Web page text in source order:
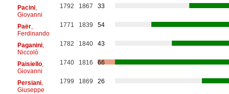
Pacini,
Giovanni
1792 1867 33
Paër,
Ferdinando
1771 1839 54
Paganini,
Niccolò
1782 1840 43
Paisiello,
Giovanni
1740 1816 66
Persiani,
Giuseppe
1799 1869 26